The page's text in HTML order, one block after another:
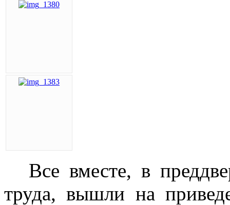
Все вместе, в
труда, вышли на